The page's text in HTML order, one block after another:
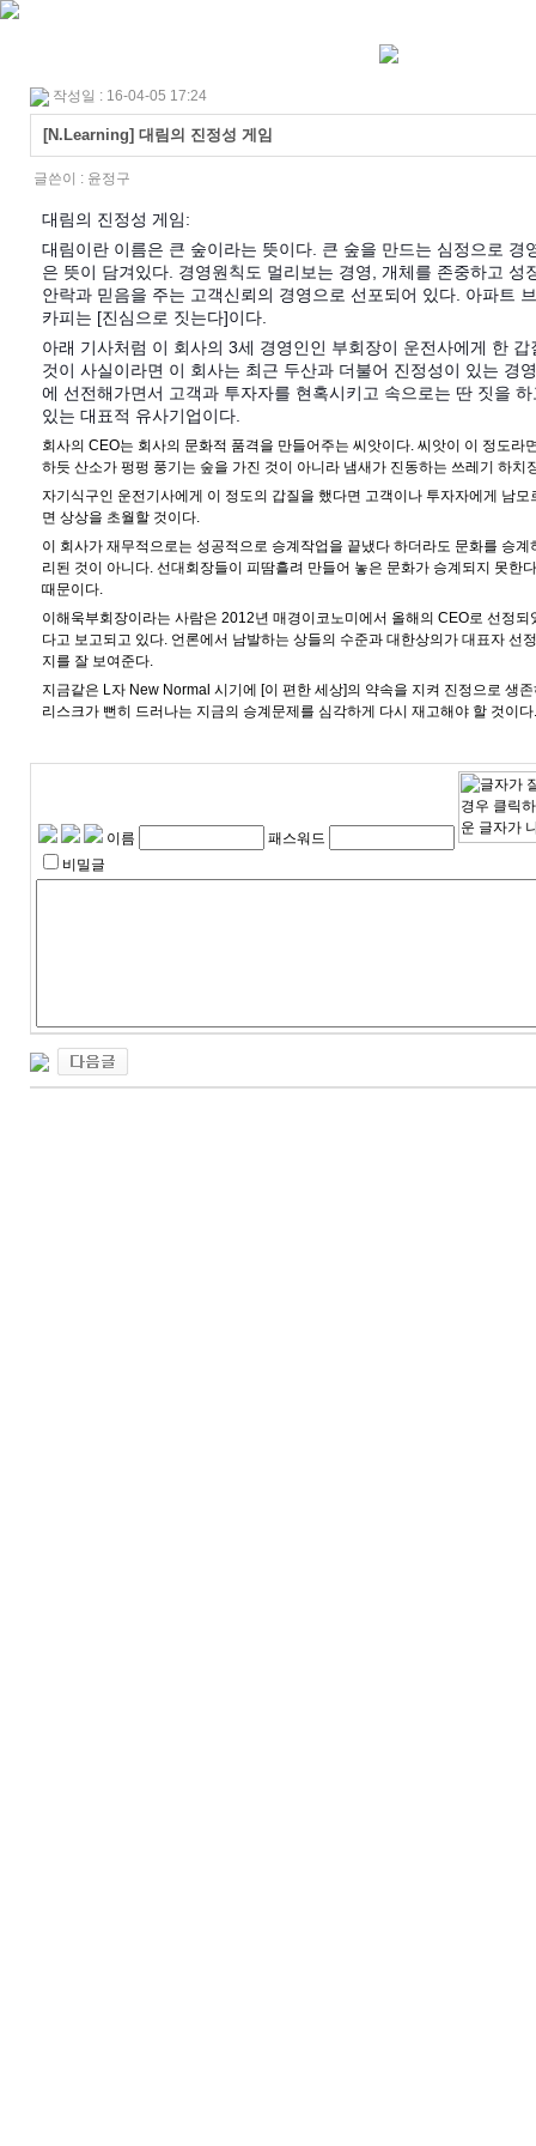
작성일 : 16-04-05 17:24
[N.Learning] 대림의 진정성 게임
글쓴이 : 윤정구
대림의 진정성 게임:
대림이란 이름은 큰 숲이라는 뜻이다. 큰 숲을 만드는 심정으로 경
은 뜻이 담겨있다. 경영원칙도 멀리보는 경영, 개체를 존중하고 성
안락과 믿음을 주는 고객신뢰의 경영으로 선포되어 있다. 아파트
카피는 [진심으로 짓는다]이다.
아래 기사처럼 이 회사의 3세 경영인인 부회장이 운전사에게 한
것이 사실이라면 이 회사는 최근 두산과 더불어 진정성이 있는 경
에 선전해가면서 고객과 투자자를 현혹시키고 속으로는 딴 짓을
있는 대표적 유사기업이다.
회사의 CEO는 회사의 문화적 품격을 만들어주는 씨앗이다. 씨앗이 이 정도라
하듯 산소가 펑펑 풍기는 숲을 가진 것이 아니라 냄새가 진동하는 쓰레기 하치
자기식구인 운전기사에게 이 정도의 갑질을 했다면 고객이나 투자자에게 남
면 상상을 초월할 것이다.
이 회사가 재무적으로는 성공적으로 승계작업을 끝냈다 하더라도 문화를 승
리된 것이 아니다. 선대회장들이 피땀흘려 만들어 놓은 문화가 승계되지 못한
때문이다.
이해욱부회장이라는 사람은 2012년 매경이코노미에서 올해의 CEO로 선정
다고 보고되고 있다. 언론에서 남발하는 상들의 수준과 대한상의가 대표자 선
지를 잘 보여준다.
지금같은 L자 New Normal 시기에 [이 편한 세상]의 약속을 지켜 진정으로 생
리스크가 뻔히 드러나는 지금의 승계문제를 심각하게 다시 재고해야 할 것이다.
이름
패스워드
비밀글